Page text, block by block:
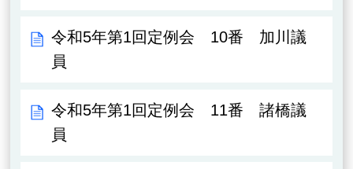
令和5年第1回定例会 10番 加川議
員
令和5年第1回定例会 11番 諸橋議
員